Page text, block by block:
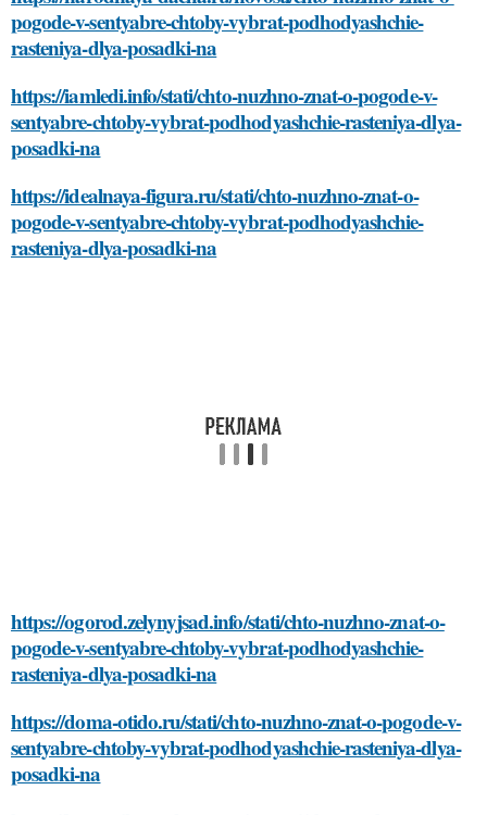
pogode-v-sentyabre-chtoby-vybrat-podhodyashchie-
rasteniya-dlya-posadki-na
https://iamledi.info/stati/chto-nuzhno-znat-o-pogode-v-
sentyabre-chtoby-vybrat-podhodyashchie-rasteniya-dlya-
posadki-na
https://idealnaya-figura.ru/stati/chto-nuzhno-znat-o-
pogode-v-sentyabre-chtoby-vybrat-podhodyashchie-
rasteniya-dlya-posadki-na
https://ogorod.zelynyjsad.info/stati/chto-nuzhno-znat-o-
pogode-v-sentyabre-chtoby-vybrat-podhodyashchie-
rasteniya-dlya-posadki-na
https://doma-otido.ru/stati/chto-nuzhno-znat-o-pogode-v-
sentyabre-chtoby-vybrat-podhodyashchie-rasteniya-dlya-
posadki-na